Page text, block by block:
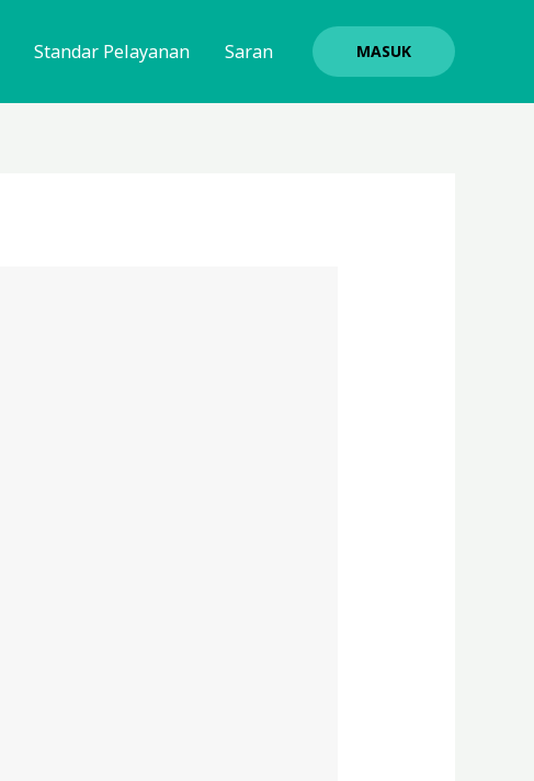
Standar Pelayanan Saran MASUK